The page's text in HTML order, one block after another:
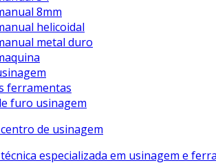
8mm
helicoidal
metal duro
ferramentas
furo usinagem
de usinagem
especializada em usinagem e